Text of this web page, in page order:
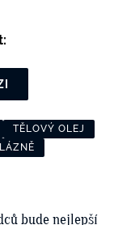
TĚLOVÝ OLEJ
bude nejlepší